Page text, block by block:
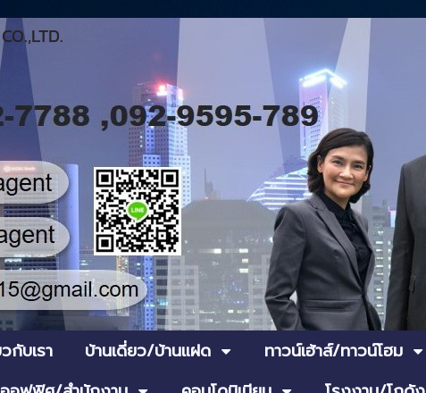
กับเรา บ้านเดี่ยว/บ้านแฝด
ทาวน์เฮ้าส์/ทาวน์โฮม